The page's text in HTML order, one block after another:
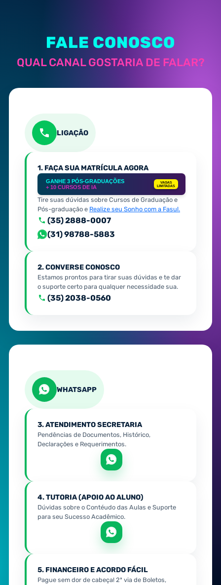
FALE CONOSCO
QUAL CANAL GOSTARIA DE FALAR?
LIGAÇÃO
1. FAÇA SUA MATRÍCULA AGORA
GANHE 3 PÓS-GRADUAÇÕES
+ 10 CURSOS DE IA
VAGAS
LIMITADAS
Tire suas dúvidas sobre Cursos de Graduação e
Pós-graduação e Realize seu Sonho com a Fasul.
(35) 2888-0007
(31) 98788-5883
2. CONVERSE CONOSCO
Estamos prontos para tirar suas dúvidas e te dar
o suporte certo para qualquer necessidade sua.
(35) 2038-0560
WHATSAPP
3. ATENDIMENTO SECRETARIA
Pendências de Documentos, Histórico,
Declarações e Requerimentos.
4. TUTORIA (APOIO AO ALUNO)
Dúvidas sobre o Contéudo das Aulas e Suporte
para seu Sucesso Acadêmico.
5. FINANCEIRO E ACORDO FÁCIL
Pague sem dor de cabeça! 2ª via de Boletos,